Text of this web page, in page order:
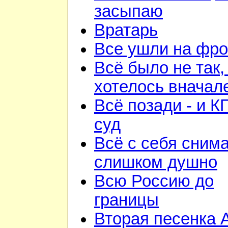
засыпаю
Вратарь
Все ушли на
Всё было не так,
хотелось
Всё позади - и
суд
Всё с себя
слишком душно
Всю Россию до
границы
Вторая песенка